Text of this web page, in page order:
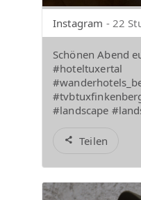
Instagram - 22
Schönen Abend
#hoteltuxertal
#landscape
Teilen